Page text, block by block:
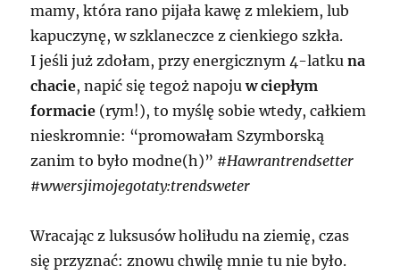
mamy, która rano pijała kawę z mlekiem, lub
kapuczynę, w szklaneczce z cienkiego szkła.
I jeśli już zdołam, przy energicznym 4-latkuna
chacie, napić się tegoż napojuw ciepłym
formacie (rym!), to myślę sobie wtedy, całkiem
nieskromnie: “promowałam Szymborską
zanim to było modne(h)” #Hawrantrendsetter
#wwersjimojegotaty:trendsweter
Wracając z luksusów holiłudu na ziemię, czas
się przyznać: znowu chwilę mnie tu nie było.